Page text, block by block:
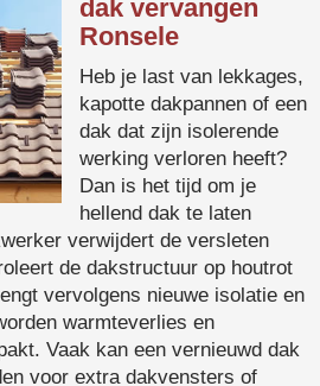
dak vervangen
Ronsele
Heb je last van lekkages,
kapotte dakpannen of een
dak dat zijn isolerende
werking verloren heeft?
Dan is het tijd om je
hellend dak te laten
verwijdert de versleten
de dakstructuur op houtrot
vervolgens nieuwe isolatie en
warmteverlies en
Vaak kan een vernieuwd dak
voor extra dakvensters of